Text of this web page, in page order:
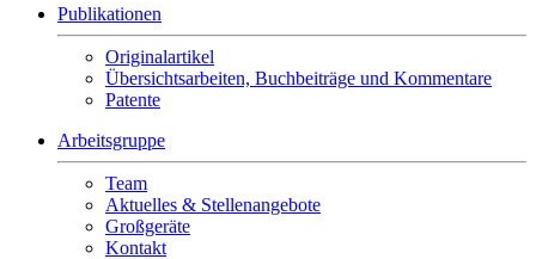
Publikationen
Originalartikel
Übersichtsarbeiten, Buchbeiträge und Kommentare
Patente
Arbeitsgruppe
Team
Aktuelles & Stellenangebote
Großgeräte
Kontakt